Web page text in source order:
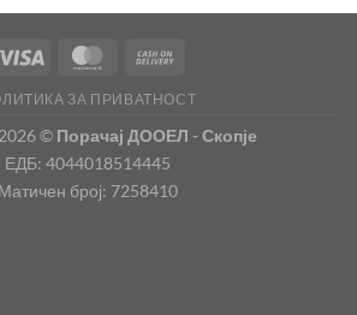
ЗА ПРИВАТНОСТ
© Порачај ДООЕЛ - Скопје
ЕДБ: 4044018514445
Матичен број: 7258410